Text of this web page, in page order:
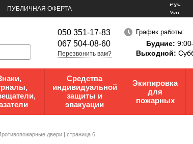
ПУБЛИЧНАЯ ОФЕРТА
Рус
Укр
050 351-17-83
067 504-08-60
Перезвонить вам?
График работы:
Будние:
Выходной:
Средства
индивидуальной
защиты и
эвакуации
Экипировка
для
пожарных
двери | страница 6